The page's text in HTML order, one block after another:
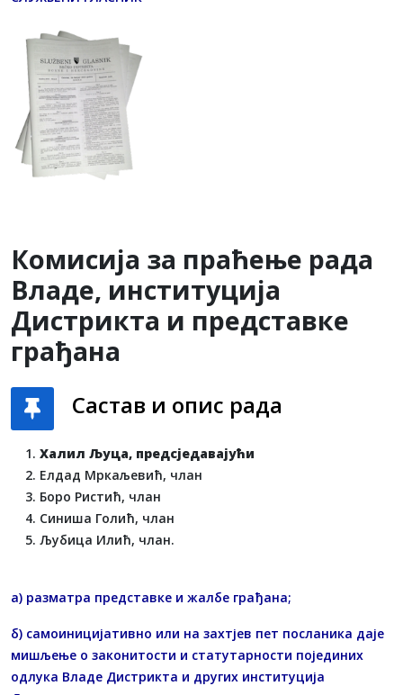
Комисија за праћење рада
Владе, институција
Дистрикта и представке
грађана
Састав и опис рада
Халил Љуца, предсједавајући
Елдад Мркаљевић, члан
Боро Ристић, члан
Синиша Голић, члан
Љубица Илић, члан.
а) разматра представке и жалбе грађана;
б) самоиницијативно или на захтјев пет посланика даје
мишљење о законитости и статутарности појединих
одлука Владе Дистрикта и других институција